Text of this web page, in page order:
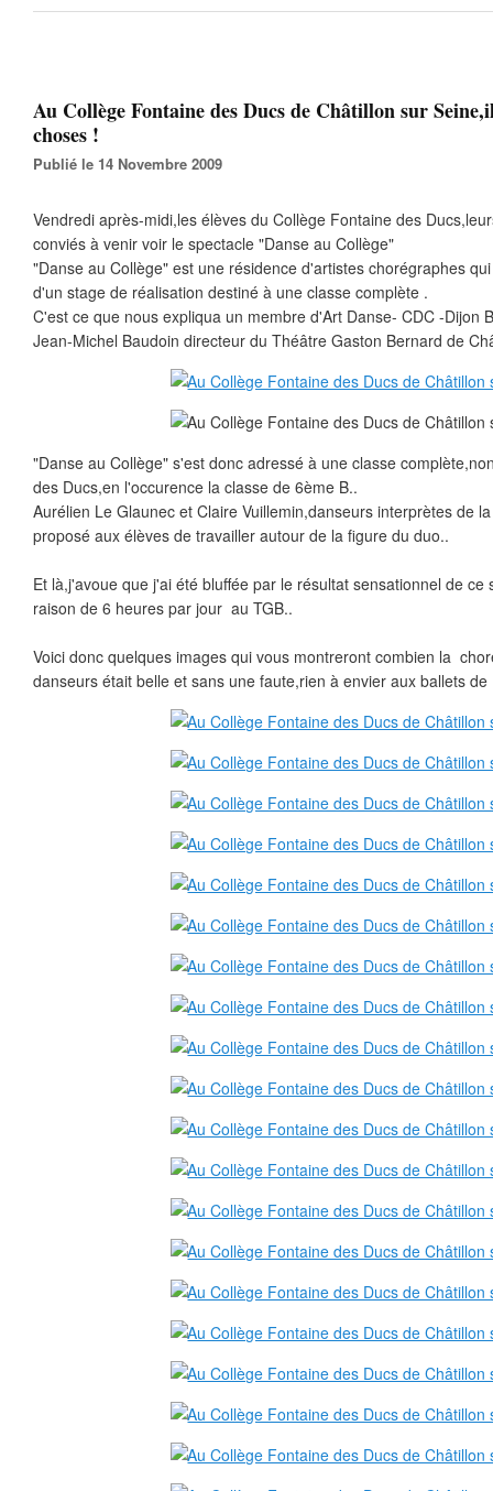
Au Collège Fontaine des Ducs de Châtillon sur
choses !
Publié le 14 Novembre 2009
Vendredi après-midi,les élèves du Collège Fontaine des
conviés à venir voir le spectacle "Danse au Collège"
"Danse au Collège" est une résidence d'artistes chorégraphes
d'un stage de réalisation destiné à une classe complète .
C'est ce que nous expliqua un membre d'Art Danse- CDC -Dijon
Jean-Michel Baudoin directeur du Théâtre Gaston Bernard de
"Danse au Collège" s'est donc adressé à une classe
des Ducs,en l'occurence la classe de 6ème B..
Aurélien Le Glaunec et Claire Vuillemin,danseurs interprètes de
proposé aux élèves de travailler autour de la figure du duo..
Et là,j'avoue que j'ai été bluffée par le résultat sensationnel de
raison de 6 heures par jour au TGB..
Voici donc quelques images qui vous montreront combien la
danseurs était belle et sans une faute,rien à envier aux ballets